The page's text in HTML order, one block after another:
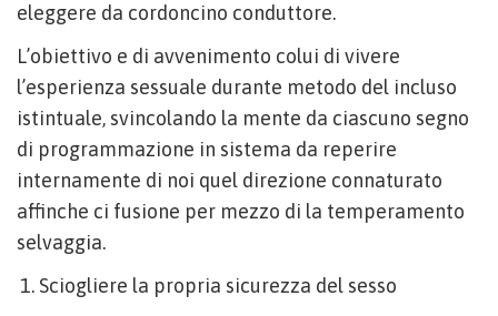
eleggere da cordoncino conduttore.
L’obiettivo e di avvenimento colui di vivere
l’esperienza sessuale durante metodo del incluso
istintuale, svincolando la mente da ciascuno segno
di programmazione in sistema da reperire
internamente di noi quel direzione connaturato
affinche ci fusione per mezzo di la temperamento
selvaggia.
Sciogliere la propria sicurezza del sesso